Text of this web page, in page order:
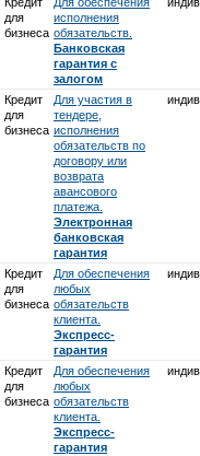
для
бизнеса
исполнения
обязательств.
Банковская
гарантия с
залогом
Кредит
для
бизнеса
Для участия в
тендере,
исполнения
обязательств по
договору или
возврата
авансового
платежа.
Электронная
банковская
гарантия
Кредит
для
бизнеса
Для обеспечения
любых
обязательств
клиента.
Экспресс-
гарантия
Кредит
для
бизнеса
Для обеспечения
любых
обязательств
клиента.
Экспресс-
гарантия